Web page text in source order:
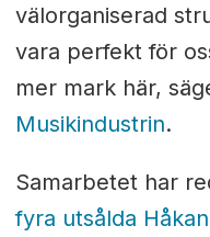
välorganiserad
vara perfekt för
mer mark här,
Musikindustrin.
Samarbetet har
fyra utsålda